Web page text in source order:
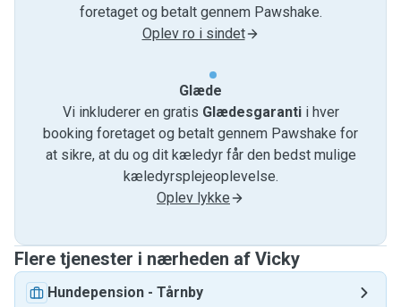
foretaget og betalt gennem Pawshake.
Oplev ro i sindet
Glæde
Vi inkluderer en gratis Glædesgarantii hver
booking foretaget og betalt gennem Pawshake for
at sikre, at du og dit kæledyr får den bedst mulige
kæledyrsplejeoplevelse.
Oplev lykke
Flere tjenester i nærheden af ​​Vicky
Hundepension - Tårnby